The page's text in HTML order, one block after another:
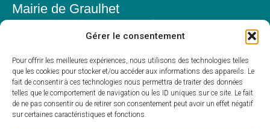
Gérer le consentement
Pour offrir les meilleures expériences, nous utilisons des technologies telles
que les cookies pour stocker et/ou accéder aux informations des appareils. Le
fait de consentir à ces technologies nous permettra de traiter des données
telles que le comportement de navigation ou les ID uniques sur ce site. Le fait
de ne pas consentir ou de retirer son consentement peut avoir un effet négatif
sur certaines caractéristiques et fonctions.
Mairie de Graulhet
81300 Graulhet
05 63 42 85 50
mairie@mairie-graulhet.fr
Horaires d'ouverture
Du lundi au vendredi :